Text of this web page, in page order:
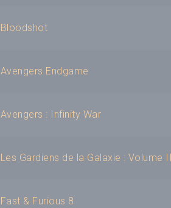
Bloodshot
Avengers Endgame
Avengers : Infinity War
Les Gardiens de la Galaxie : Volume II
Fast & Furious 8